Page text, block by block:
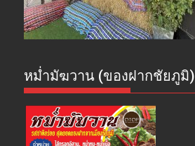
หม่ำมัฆวาน (ของฝากชัยภูมิ)